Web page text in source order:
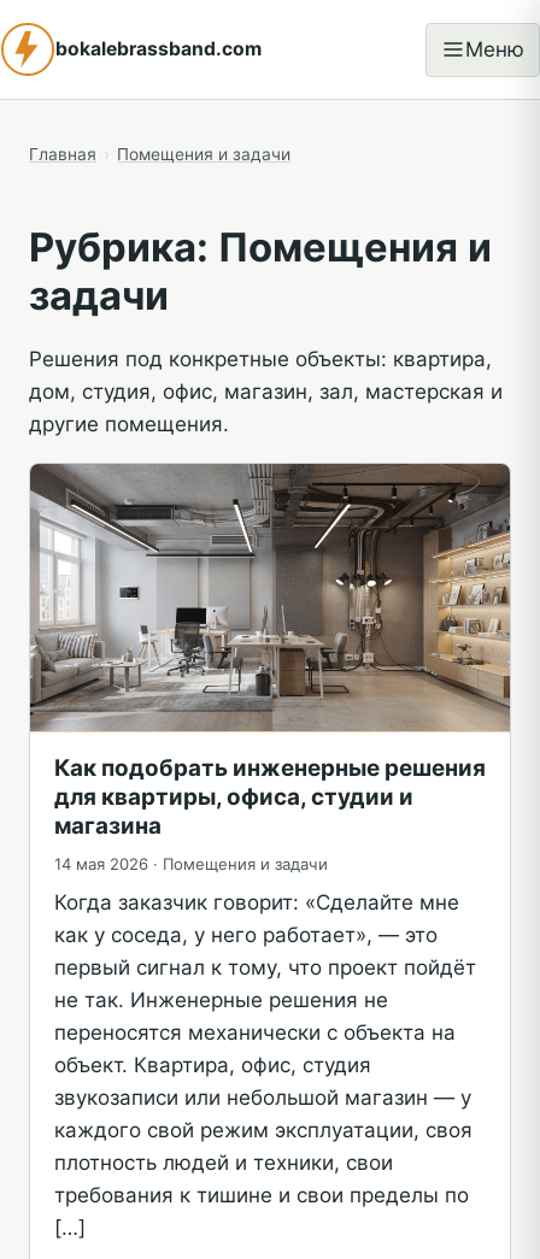
bokalebrassband.com
Открыть
меню
Меню
Главная › Помещения и задачи
Рубрика: Помещения и
задачи
Решения под конкретные объекты: квартира,
дом, студия, офис, магазин, зал, мастерская и
другие помещения.
Как подобрать инженерные решения
для квартиры, офиса, студии и
магазина
14 мая 2026 · Помещения и задачи
Когда заказчик говорит: «Сделайте мне
как у соседа, у него работает», — это
первый сигнал к тому, что проект пойдёт
не так. Инженерные решения не
переносятся механически с объекта на
объект. Квартира, офис, студия
звукозаписи или небольшой магазин — у
каждого свой режим эксплуатации, своя
плотность людей и техники, свои
требования к тишине и свои пределы по
[…]